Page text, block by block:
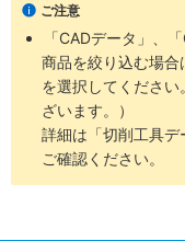
ご注意
「CADデータ」、
商品を絞り込む場合
を選択してくださ
ざいます。）
詳細は「切削工具デ
ご確認ください。